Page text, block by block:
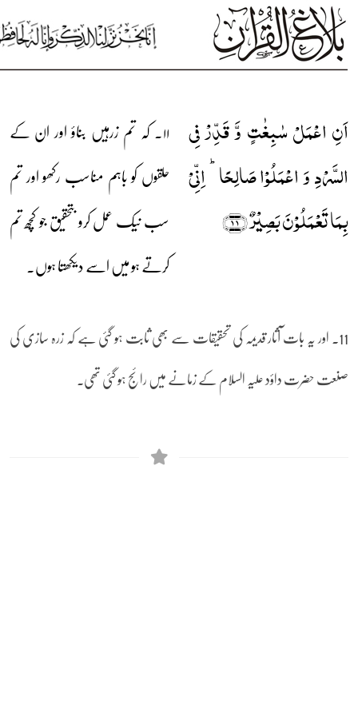
اَنِ اعۡمَلۡ سٰبِغٰتٍ وَّ قَدِّرۡ فِی
السَّرۡدِ وَ اعۡمَلُوۡا صَالِحًا ؕ اِنِّیۡ
بِمَا تَعۡمَلُوۡنَ بَصِیۡرٌ ﴿۱۱﴾
۱۱۔ کہ تم زرہیں بناؤ اور ان کے
حلقوں کو باہم مناسب رکھو اور تم
سب نیک عمل کرو بتحقیق جو کچھ تم
کرتے ہو میں اسے دیکھتا ہوں۔
11۔ اور یہ بات آثار قدیمہ کی تحقیقات سے بھی ثابت ہو گئی ہے کہ زرہ سازی کی
صنعت حضرت داؤد علیہ السلام کے زمانے میں رائج ہو گئی تھی۔